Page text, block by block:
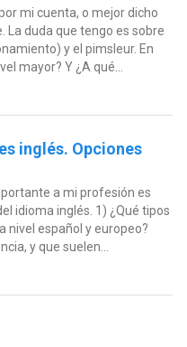
mi cuenta, o mejor dicho
La duda que tengo es sobre
y el pimsleur. En
mayor? Y ¿A qué...
inglés. Opciones
a mi profesión es
idioma inglés. 1) ¿Qué tipos
nivel español y europeo?
y que suelen...